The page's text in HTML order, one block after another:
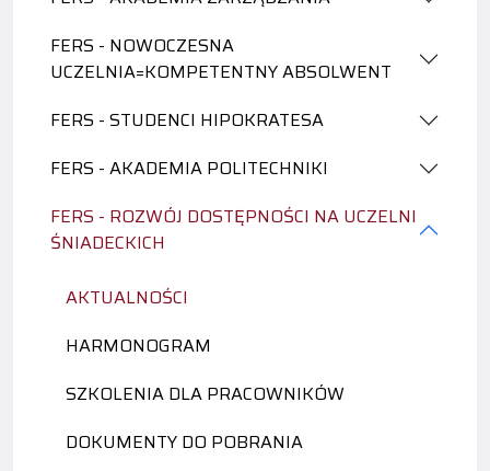
FERS - NOWOCZESNA
UCZELNIA=KOMPETENTNY ABSOLWENT
FERS - STUDENCI HIPOKRATESA
FERS - AKADEMIA POLITECHNIKI
FERS - ROZWÓJ DOSTĘPNOŚCI NA UCZELNI
ŚNIADECKICH
AKTUALNOŚCI
HARMONOGRAM
SZKOLENIA DLA PRACOWNIKÓW
DOKUMENTY DO POBRANIA